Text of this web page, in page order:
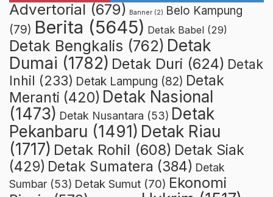
Advertorial (679) Banner (2) Belo Kampung
(79) Berita (5645) Detak Babel (29)
Detak Bengkalis (762) Detak
Dumai (1782) Detak Duri (624) Detak
Inhil (233) Detak Lampung (82) Detak
Meranti (420) Detak Nasional
(1473) Detak Nusantara (53) Detak
Pekanbaru (1491) Detak Riau
(1717) Detak Rohil (608) Detak Siak
(429) Detak Sumatera (384) Detak
Sumbar (53) Detak Sumut (70) Ekonomi